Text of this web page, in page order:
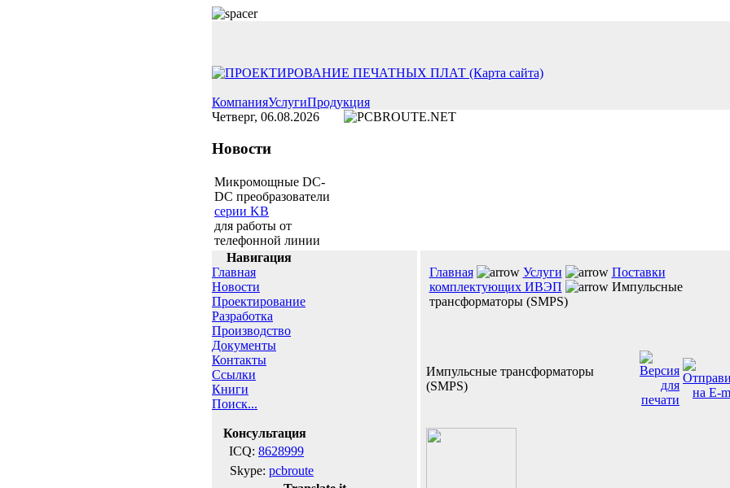
КомпанияУслугиПродукция
Четверг, 06.08.2026
Новости
Микромощные DC-
DC преобразователи
серии KB
для работы от
телефонной линии
Навигация
Главная
Новости
Проектирование
Разработка
Производство
Документы
Контакты
Ссылки
Книги
Поиск...
Консультация
ICQ: 8628999
Skype: pcbroute
Главная Услуги
Поставки
комплектующих ИВЭП
Импульсные
трансформаторы (SMPS)
Импульсные трансформаторы
(SMPS)